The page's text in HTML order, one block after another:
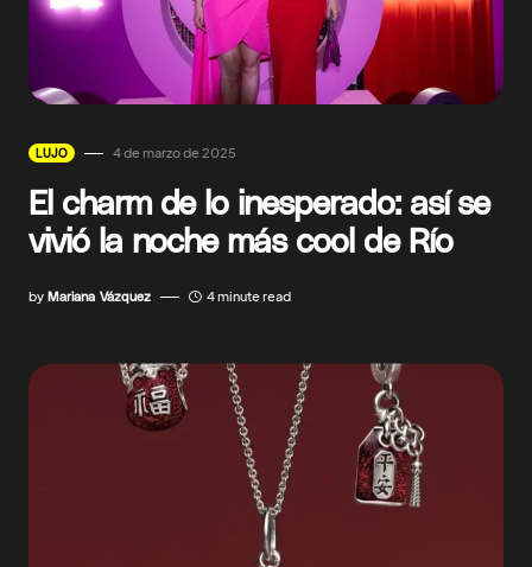
LUJO 4 de marzo de 2025
El charm de lo inesperado: así se
vivió la noche más cool de Río
by Mariana Vázquez 4 minute read